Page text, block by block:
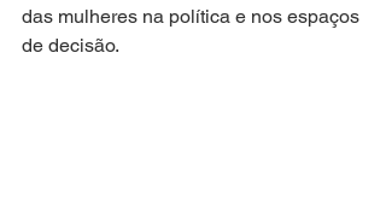
das mulheres na política e nos espaços
de decisão.